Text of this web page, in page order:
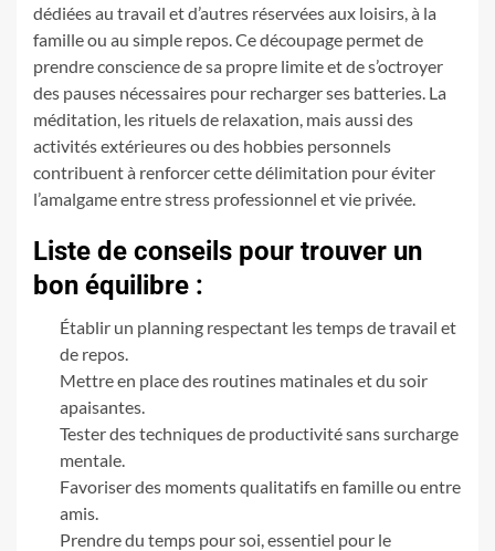
dédiées au travail et d’autres réservées aux loisirs, à la
famille ou au simple repos. Ce découpage permet de
prendre conscience de sa propre limite et de s’octroyer
des pauses nécessaires pour recharger ses batteries. La
méditation, les rituels de relaxation, mais aussi des
activités extérieures ou des hobbies personnels
contribuent à renforcer cette délimitation pour éviter
l’amalgame entre stress professionnel et vie privée.
Liste de conseils pour trouver un
bon équilibre :
Établir un planning respectant les temps de travail et
de repos.
Mettre en place des routines matinales et du soir
apaisantes.
Tester des techniques de productivité sans surcharge
mentale.
Favoriser des moments qualitatifs en famille ou entre
amis.
Prendre du temps pour soi, essentiel pour le